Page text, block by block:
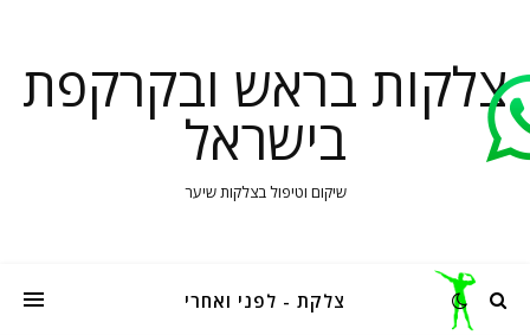
צלקות בראש ובקרקפת
בישראל
שיקום וטיפול בצלקות שיער
צלקת - לפני ואחרי